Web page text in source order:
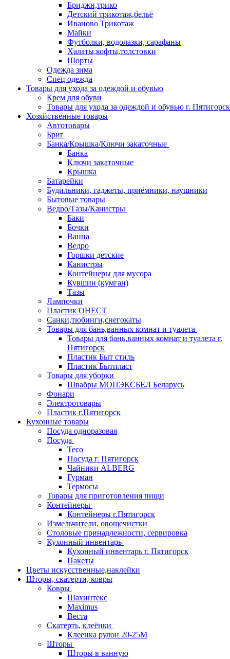
Бриджи,трико
Детский трикотаж,бельё
Иваново Трикотаж
Майки
Футболки, водолазки, сарафаны
Халаты,кофты,толстовки
Шорты
Одежда зима
Спец одежда
Товары для ухода за одеждой и обувью
Крем для обуви
Товары для ухода за одеждой и обувью г. Пятигорск
Хозяйственные товары
Автотовары
Бриг
Банка/Крышка/Ключи закаточные
Банка
Ключи закаточные
Крышка
Батарейки
Будильники, гаджеты, приёмники, наушники
Бытовые товары
Ведро/Тазы/Канистры
Баки
Бочки
Ванна
Ведро
Горшки детские
Канистры
Контейнеры для мусора
Кувшин (кумган)
Тазы
Лампочки
Пластик ОНЕСТ
Санки,тюбинги,снегокаты
Товары для бань,ванных комнат и туалета
Товары для бань,ванных комнат и туалета г.
Пятигорск
Пластик Быт стиль
Пластик Бытпласт
Товары для уборки
Швабры МОПЭКСБЕЛ Беларусь
Фонари
Электротовары
Пластик г.Пятигорск
Кухонные товары
Посуда одноразовая
Посуда
Teco
Посуда г. Пятигорск
Чайники ALBERG
Гурман
Термосы
Товары для приготовления пищи
Контейнеры
Контейнеры г.Пятигорск
Измельчители, овощечистки
Столовые принадлежности, сервировка
Кухонный инвентарь
Кухонный инвентарь г. Пятигорск
Пакеты
Цветы искусственные,наклейки
Шторы, скатерти, ковры
Ковры
Шахинтекс
Maximus
Веста
Скатерть, клеёнки
Клеенка рулон 20-25М
Шторы
Шторы в ванную